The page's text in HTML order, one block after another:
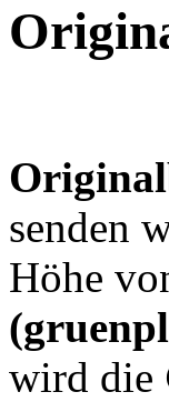
senden
Höhe
wird die